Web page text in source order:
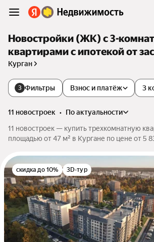
Новостройки (ЖК) с 3-
квартирами с ипотекой от
Курган
3 Фильтры Взнос и платёж 3
11 новостроек •
по актуальности
11 новостроек — купить трехкомнатную
площадью от 47 м² в Кургане по цене от 5
скидка до 10% 3D-тур